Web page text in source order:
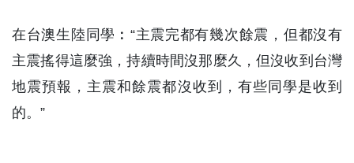
在台澳生陸同學︰“主震完都有幾次餘震，但都沒有
主震搖得這麼強，持續時間沒那麼久，但沒收到台灣
地震預報，主震和餘震都沒收到，有些同學是收到
的。”